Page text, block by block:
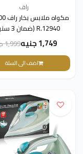
راف
R.12940 (ضمان 3 سنوات)
1,749 جنيه 1,999 جنيه
اضف الى السلة